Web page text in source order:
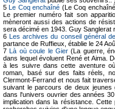
5Le Coq enchaîné (Le Coq
Le premier numéro fait son
mèneront aussi des actions de
sera décimé en 1943. Guy Sanglerat
6Les archives du conseil général
partance de Ruffieux, établie le 24
7Là où coule le Gier(La guerre,
dans lequel évoluent René et Aima.
à les suivre dans cette aventure
roman, basé sur des faits réels,
Clermont-Ferrand et nous fait
suivant le parcours de deux
dans l'univers ouvrier des années
implication dans la résistance.